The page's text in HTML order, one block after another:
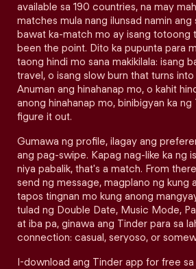
available sa 190 countries, na may
matches mula nang ilunsad namin ang
bawat ka-match mo ay isang totoong
been the point. Dito ka pupunta para
taong hindi mo sana makikilala: isang
travel, o isang slow burn that turns
Anuman ang hinahanap mo, o kahit
anong hinahanap mo, binibigyan ka
figure it out.
Gumawa ng profile, ilagay ang
ang pag-swipe. Kapag nag-like ka ng
niya pabalik, that's a match. From
send ng message, magplano ng kung
tapos tingnan mo kung anong
tulad ng Double Date, Music Mode,
at iba pa, ginawa ang Tinder para sa
connection: casual, seryoso, or
I-download ang Tinder app for free sa